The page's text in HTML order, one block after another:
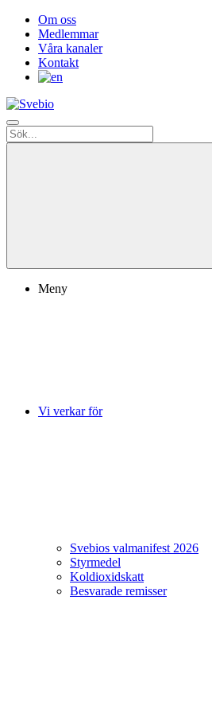
Om oss
Medlemmar
Våra kanaler
Kontakt
Meny
Vi verkar för
Svebios valmanifest 2026
Styrmedel
Koldioxidskatt
Besvarade remisser